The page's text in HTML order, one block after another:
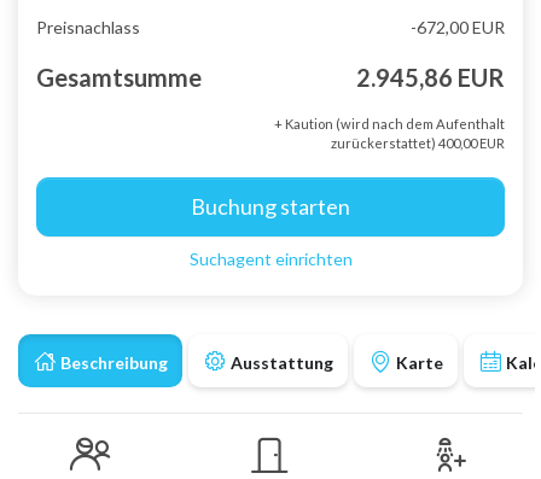
Beschreibung Ausstattung Karte
Preisnachlass -672,00 EUR
Gesamtsumme 2.945,86 EUR
+ Kaution (wird nach dem Aufenthalt
zurückerstattet) 400,00 EUR
Buchung starten
Suchagent einrichten